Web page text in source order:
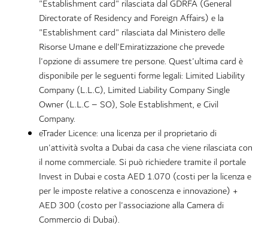
"Establishment card" rilasciata dal GDRFA (General
Directorate of Residency and Foreign Affairs) e la
"Establishment card" rilasciata dal Ministero delle
Risorse Umane e dell'Emiratizzazione che prevede
l'opzione di assumere tre persone. Quest'ultima card è
disponibile per le seguenti forme legali: Limited Liability
Company (L.L.C), Limited Liability Company Single
Owner (L.L.C – SO), Sole Establishment, e Civil
Company.
eTrader Licence: una licenza per il proprietario di
un'attività svolta a Dubai da casa che viene rilasciata con
il nome commerciale. Si può richiedere tramite il portale
Invest in Dubai e costa AED 1.070 (costi per la licenza e
per le imposte relative a conoscenza e innovazione) +
AED 300 (costo per l'associazione alla Camera di
Commercio di Dubai).